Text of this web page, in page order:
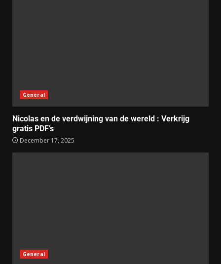
General
Nicolas en de verdwijning van de wereld : Verkrijg
gratis PDF’s
December 17, 2025
General